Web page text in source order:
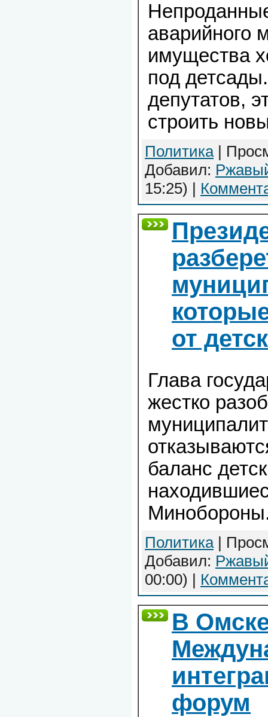
аварийного
имущества
под
депутатов,
строить
Политика|
Добавил:
15:25) |
от
Глава
жестко
баланс
Политика|
Добавил:
00:00) |
В
форум